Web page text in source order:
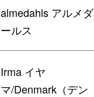
almedahls アルメダ
ールス
Irma イヤ
マ/Denmark（デン